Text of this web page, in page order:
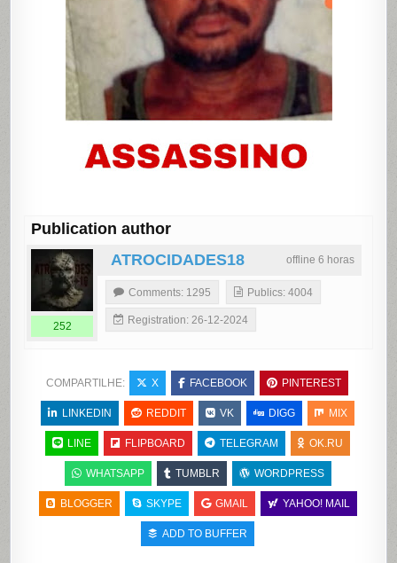
Publication author
offline 6 horas
ATROCIDADES18
252
Comments: 1295 Publics: 4004
Registration: 26-12-2024
COMPARTILHE: X FACEBOOK PINTEREST
LINKEDIN REDDIT VK DIGG MIX
LINE FLIPBOARD TELEGRAM OK.RU
WHATSAPP TUMBLR WORDPRESS
BLOGGER SKYPE GMAIL YAHOO! MAIL
ADD TO BUFFER